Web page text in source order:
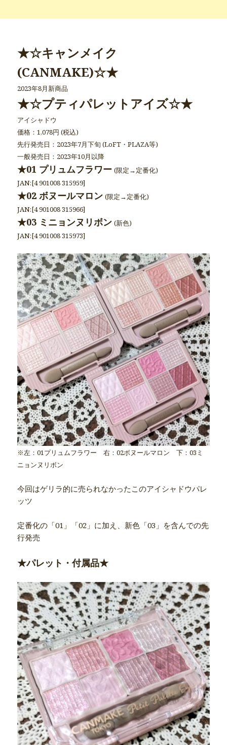
★☆キャンメイク
(CANMAKE)☆★
2023年8月新商品
★☆プティパレットアイズ☆★
アイシャドウ
価格：1,078円 (税込)
先行発売日：2023年7月下旬 (LoFT・PLAZA等)
一般発売日：2023年10月以降
★01 プリュムフラワー (限定→定番化)
JAN:[4 901008 315959]
★02 ボヌールマロン (限定→定番化)
JAN:[4 901008 315966]
★03 ミニョンヌリボン (新色)
JAN:[4 901008 315973]
※左：01プリュムフラワー 右：02ボヌールマロン 下：03ミ
ニョンヌリボン
今回はゲリラ的に売られなかったこのアイシャドウパレ
ッツ
定番化の「01」「02」に加え、新色「03」を含んでの先
行発売
★パレット・付属品★